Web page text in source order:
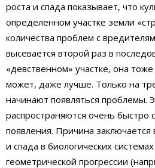
роста и спада показывает, что
определенном участке земли
количества проблем с
высевается второй раз в
«девственном» участке, она
может, даже лучше. Только на
начинают появляться проблемы.
распространяются очень быстро
появления. Причина заключается
и спада в биологических
геометрической прогрессии